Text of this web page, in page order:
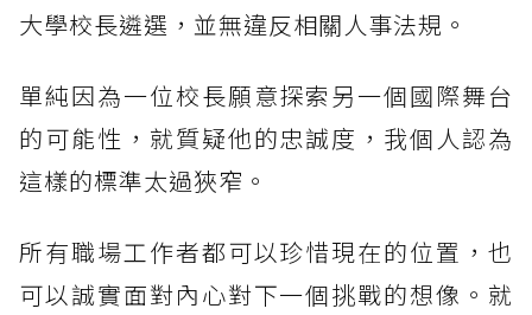
大學校長遴選，並無違反相關人事法規。
單純因為一位校長願意探索另一個國際舞台
的可能性，就質疑他的忠誠度，我個人認為
這樣的標準太過狹窄。
所有職場工作者都可以珍惜現在的位置，也
可以誠實面對內心對下一個挑戰的想像。就